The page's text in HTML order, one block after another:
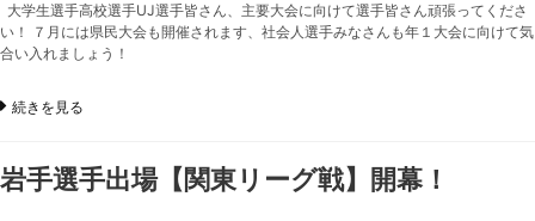
大学生選手高校選手UJ選手皆さん、主要大会に向けて選手皆さん頑張ってくださ
い！ ７月には県民大会も開催されます、社会人選手みなさんも年１大会に向けて気
合い入れましょう！
続きを見る
岩手選手出場【関東リーグ戦】開幕！